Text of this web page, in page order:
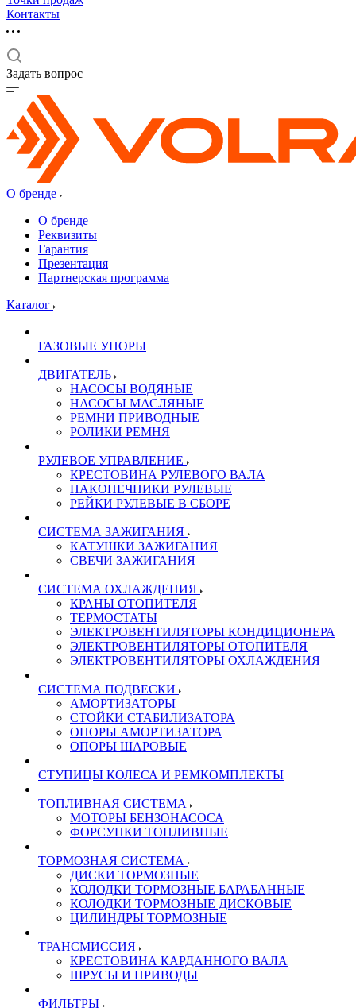
Контакты
Задать вопрос
О бренде
О бренде
Реквизиты
Гарантия
Презентация
Партнерская программа
Каталог
ГАЗОВЫЕ УПОРЫ
ДВИГАТЕЛЬ
НАСОСЫ ВОДЯНЫЕ
НАСОСЫ МАСЛЯНЫЕ
РЕМНИ ПРИВОДНЫЕ
РОЛИКИ РЕМНЯ
РУЛЕВОЕ УПРАВЛЕНИЕ
КРЕСТОВИНА РУЛЕВОГО ВАЛА
НАКОНЕЧНИКИ РУЛЕВЫЕ
РЕЙКИ РУЛЕВЫЕ В СБОРЕ
СИСТЕМА ЗАЖИГАНИЯ
КАТУШКИ ЗАЖИГАНИЯ
СВЕЧИ ЗАЖИГАНИЯ
СИСТЕМА ОХЛАЖДЕНИЯ
КРАНЫ ОТОПИТЕЛЯ
ТЕРМОСТАТЫ
ЭЛЕКТРОВЕНТИЛЯТОРЫ КОНДИЦИОНЕРА
ЭЛЕКТРОВЕНТИЛЯТОРЫ ОТОПИТЕЛЯ
ЭЛЕКТРОВЕНТИЛЯТОРЫ ОХЛАЖДЕНИЯ
СИСТЕМА ПОДВЕСКИ
АМОРТИЗАТОРЫ
СТОЙКИ СТАБИЛИЗАТОРА
ОПОРЫ АМОРТИЗАТОРА
ОПОРЫ ШАРОВЫЕ
СТУПИЦЫ КОЛЕСА И РЕМКОМПЛЕКТЫ
ТОПЛИВНАЯ СИСТЕМА
МОТОРЫ БЕНЗОНАСОСА
ФОРСУНКИ ТОПЛИВНЫЕ
ТОРМОЗНАЯ СИСТЕМА
ДИСКИ ТОРМОЗНЫЕ
КОЛОДКИ ТОРМОЗНЫЕ БАРАБАННЫЕ
КОЛОДКИ ТОРМОЗНЫЕ ДИСКОВЫЕ
ЦИЛИНДРЫ ТОРМОЗНЫЕ
ТРАНСМИССИЯ
КРЕСТОВИНА КАРДАННОГО ВАЛА
ШРУСЫ И ПРИВОДЫ
ФИЛЬТРЫ